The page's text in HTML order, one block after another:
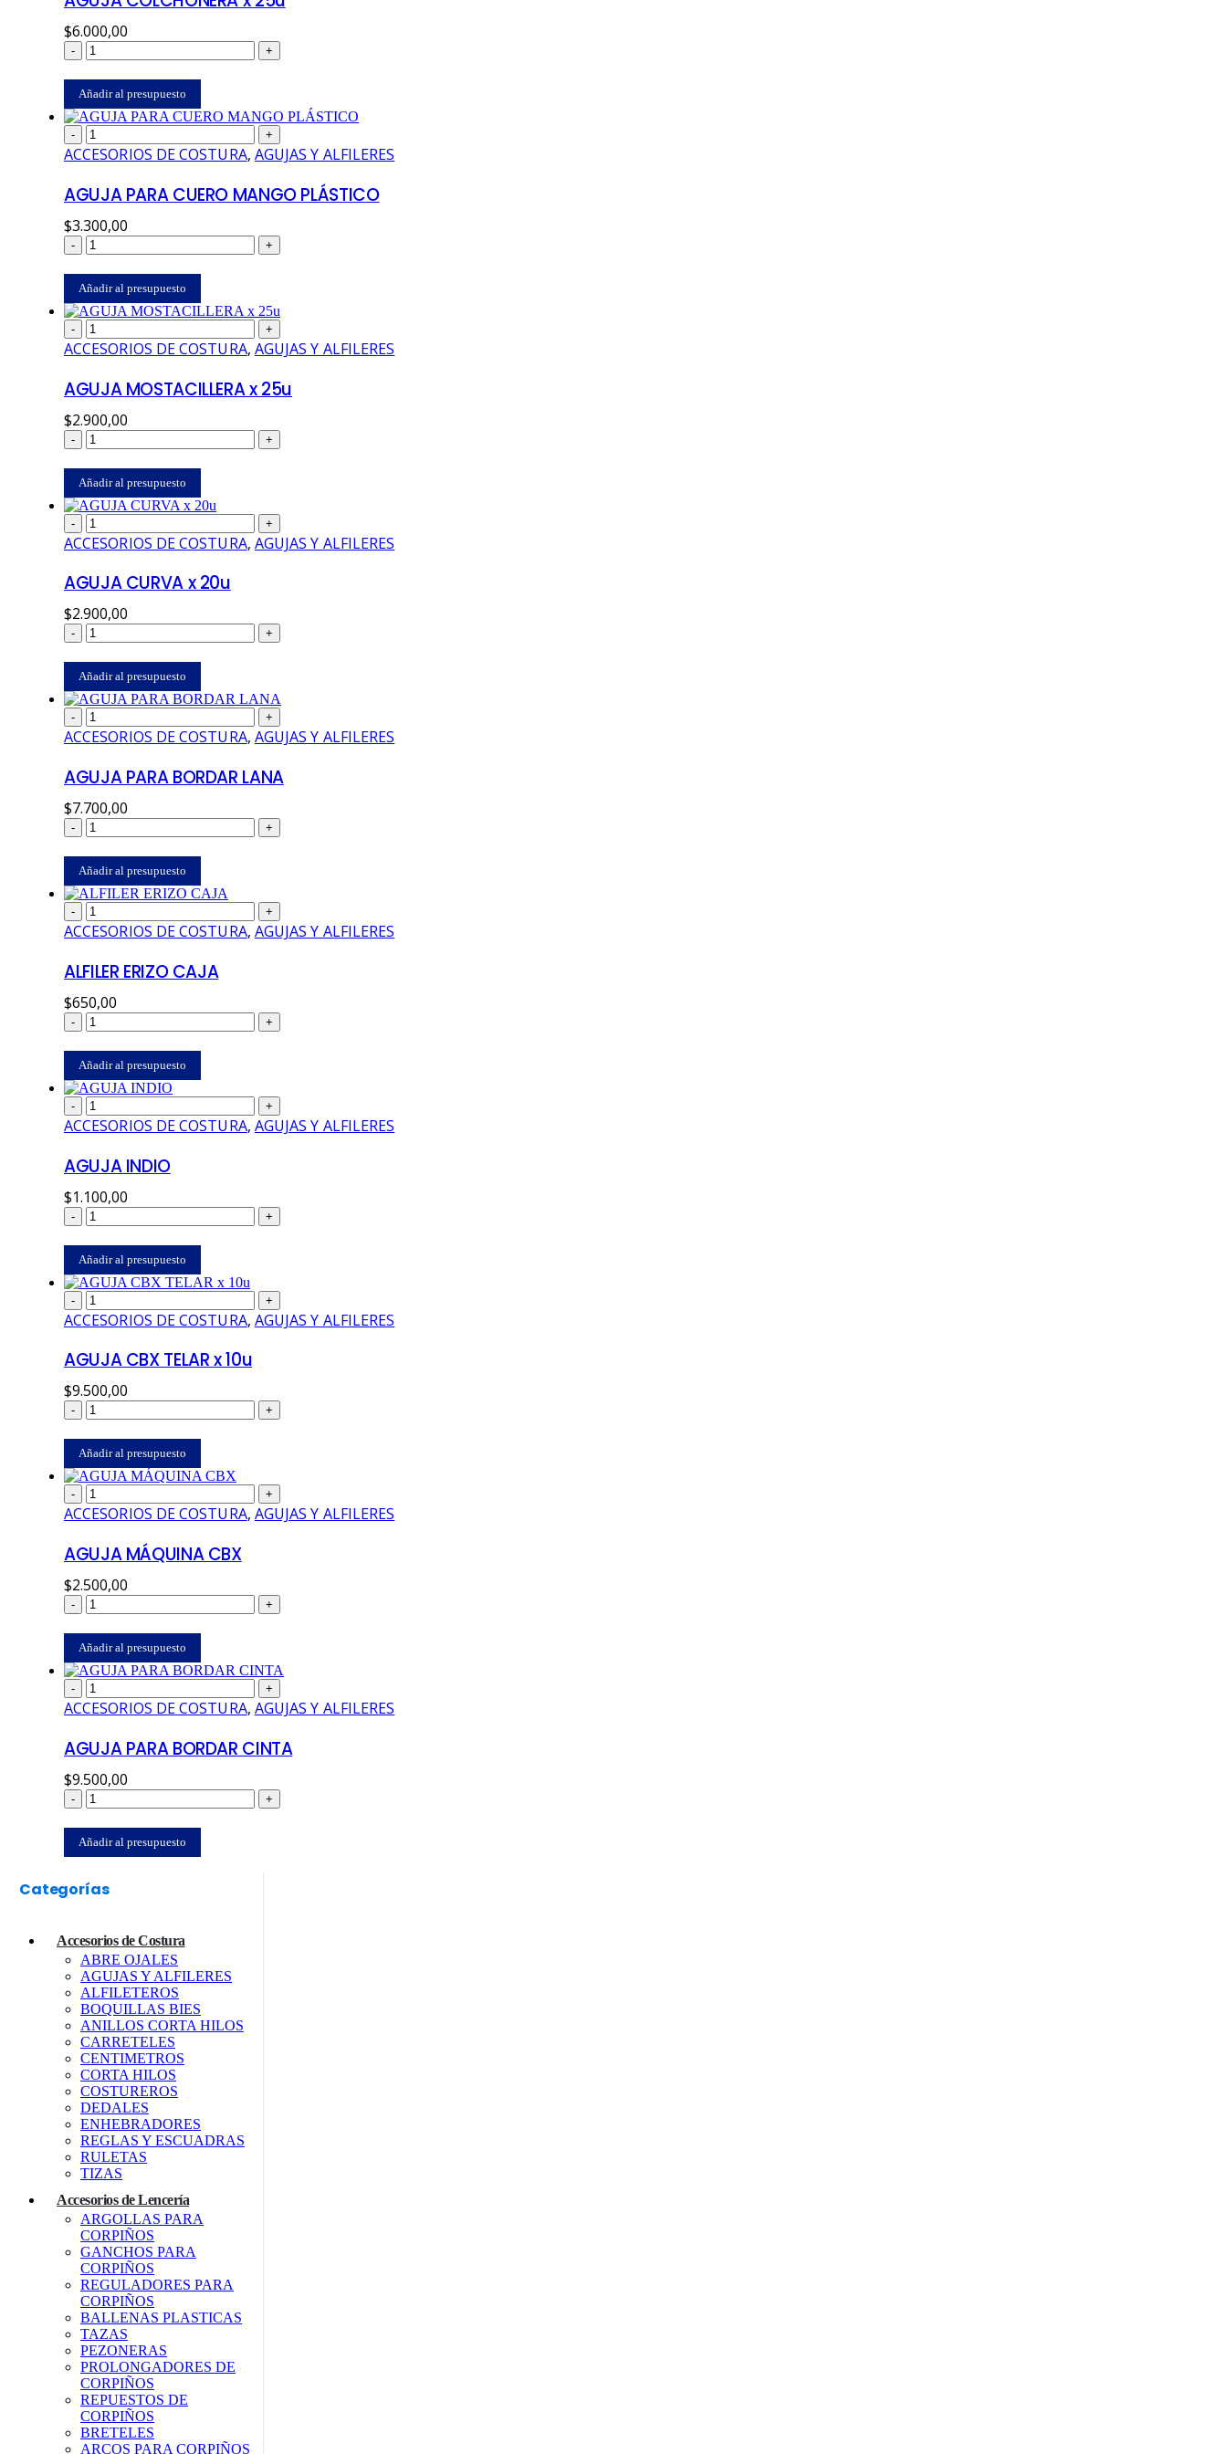
$6.000,00
- +
Añadir al presupuesto
- +
ACCESORIOS DE COSTURA, AGUJAS Y ALFILERES
AGUJA PARA CUERO MANGO PLÁSTICO
$3.300,00
- +
Añadir al presupuesto
- +
ACCESORIOS DE COSTURA, AGUJAS Y ALFILERES
AGUJA MOSTACILLERA x 25u
$2.900,00
- +
Añadir al presupuesto
- +
ACCESORIOS DE COSTURA, AGUJAS Y ALFILERES
AGUJA CURVA x 20u
$2.900,00
- +
Añadir al presupuesto
- +
ACCESORIOS DE COSTURA, AGUJAS Y ALFILERES
AGUJA PARA BORDAR LANA
$7.700,00
- +
Añadir al presupuesto
- +
ACCESORIOS DE COSTURA, AGUJAS Y ALFILERES
ALFILER ERIZO CAJA
$650,00
- +
Añadir al presupuesto
- +
ACCESORIOS DE COSTURA, AGUJAS Y ALFILERES
AGUJA INDIO
$1.100,00
- +
Añadir al presupuesto
- +
ACCESORIOS DE COSTURA, AGUJAS Y ALFILERES
AGUJA CBX TELAR x 10u
$9.500,00
- +
Añadir al presupuesto
- +
ACCESORIOS DE COSTURA, AGUJAS Y ALFILERES
AGUJA MÁQUINA CBX
$2.500,00
- +
Añadir al presupuesto
- +
ACCESORIOS DE COSTURA, AGUJAS Y ALFILERES
AGUJA PARA BORDAR CINTA
$9.500,00
- +
Añadir al presupuesto
Categorías
Accesorios de Costura
ABRE OJALES
AGUJAS Y ALFILERES
ALFILETEROS
BOQUILLAS BIES
ANILLOS CORTA HILOS
CARRETELES
CENTIMETROS
CORTA HILOS
COSTUREROS
DEDALES
ENHEBRADORES
REGLAS Y ESCUADRAS
RULETAS
TIZAS
Accesorios de Lencería
ARGOLLAS PARA
CORPIÑOS
GANCHOS PARA
CORPIÑOS
REGULADORES PARA
CORPIÑOS
BALLENAS PLASTICAS
TAZAS
PEZONERAS
PROLONGADORES DE
CORPIÑOS
REPUESTOS DE
CORPIÑOS
BRETELES
ARCOS PARA CORPIÑOS